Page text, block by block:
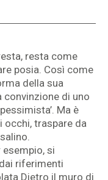
resta come
posia. Così come
della sua
convinzione di uno
Ma è
occhi, traspare da
si
riferimenti
Dietro il muro di